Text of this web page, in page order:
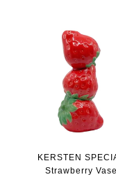
KERSTEN
Strawberry Vase